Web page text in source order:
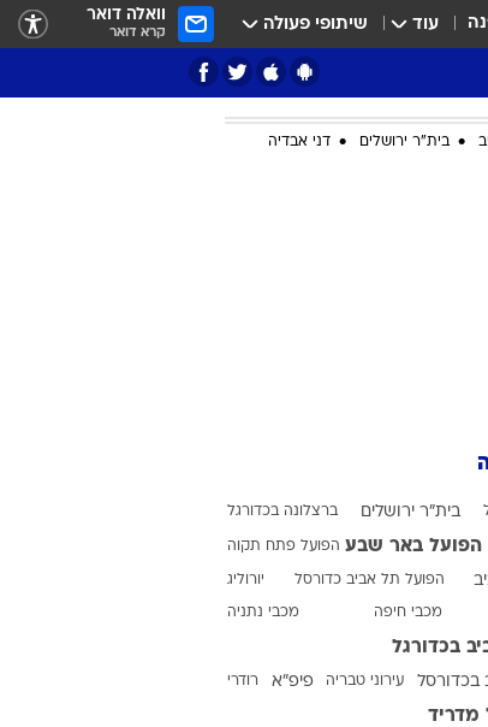
עוד שיתופי פעולה וואלה דואר
קרא דואר
מחוץ לקווים
בית"ר ירושלים דני אבדיה
בית"ר ירושלים ברצלונה בכדורגל
הפועל באר שבע הפועל פתח תקוה
הפועל תל אביב כדורסל יורוליג
מכבי חיפה מכבי נתניה
בכדורגל
בכדורסל עירוני טבריה פיפ"א רודרי
מדריד